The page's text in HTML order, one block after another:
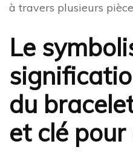
à travers plusieurs
Le
du
et clé pour